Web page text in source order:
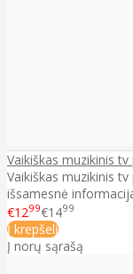
Vaikiškas muzikinis tv
Vaikiškas muzikinis
išsamesnė
€1299€1499
Į krepšelį
Į norų sąrašą